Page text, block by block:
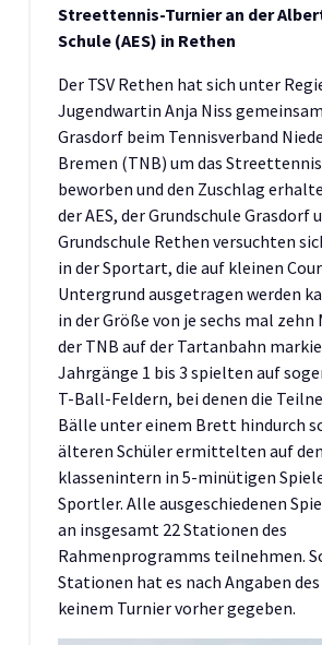
Streettennis-Turnier an der
Schule (AES) in Rethen
Der TSV Rethen hat sich unter
Jugendwartin Anja Niss
Grasdorf beim Tennisverband
Bremen (TNB) um das
beworben und den Zuschlag
der AES, der Grundschule Grasdorf
Grundschule Rethen versuchten
in der Sportart, die auf kleinen
Untergrund ausgetragen werden
in der Größe von je sechs mal
der TNB auf der Tartanbahn
Jahrgänge 1 bis 3 spielten auf
T-Ball-Feldern, bei denen die
Bälle unter einem Brett hindurch
älteren Schüler ermittelten auf
klassenintern in 5-minütigen
Sportler. Alle ausgeschiedenen
an insgesamt 22 Stationen des
Rahmenprogramms teilnehmen.
Stationen hat es nach Angaben
keinem Turnier vorher gegeben.